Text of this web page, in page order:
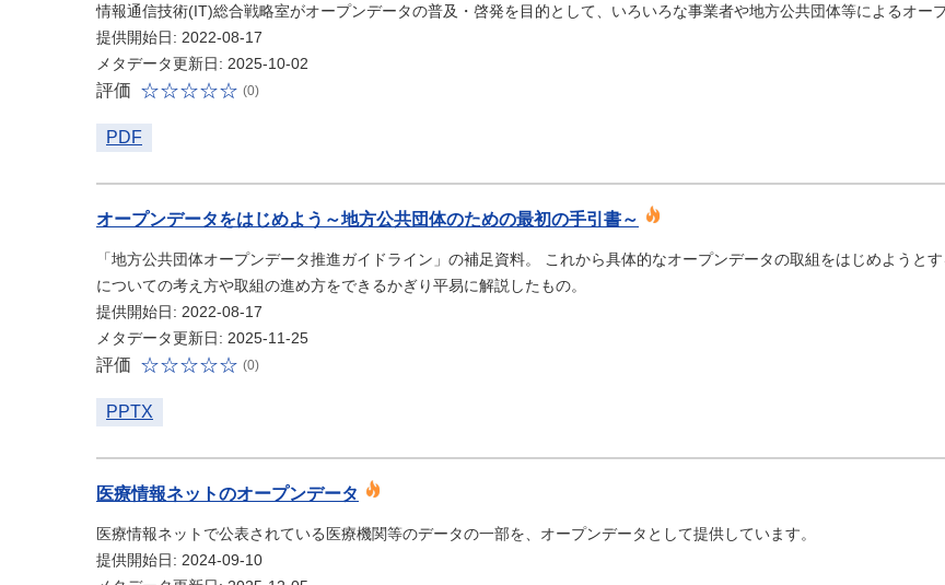
情報通信技術(IT)総合戦略室がオープンデータの普及・啓発を目的として、いろいろな事業者や地方公共団体等によるオー
提供開始日: 2022-08-17
メタデータ更新日: 2025-10-02
評価 (0)
PDF
オープンデータをはじめよう～地方公共団体のための最初の手引書～
「地方公共団体オープンデータ推進ガイドライン」の補足資料。 これから具体的なオープンデータの取組をはじめようと
についての考え方や取組の進め方をできるかぎり平易に解説したもの。
提供開始日: 2022-08-17
メタデータ更新日: 2025-11-25
評価 (0)
PPTX
医療情報ネットのオープンデータ
医療情報ネットで公表されている医療機関等のデータの一部を、オープンデータとして提供しています。
提供開始日: 2024-09-10